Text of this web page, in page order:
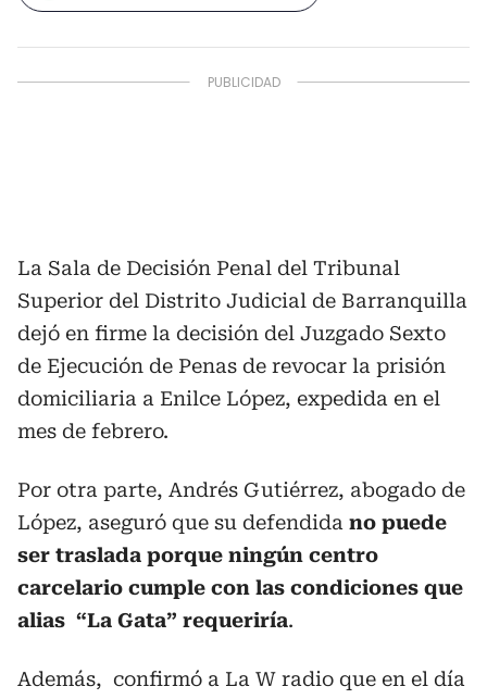
La Sala de Decisión Penal del Tribunal
Superior del Distrito Judicial de Barranquilla
dejó en firme la decisión del Juzgado Sexto
de Ejecución de Penas de revocar la prisión
domiciliaria a Enilce López, expedida en el
mes de febrero.
Por otra parte, Andrés Gutiérrez, abogado de
López, aseguró que su defendida no puede
ser traslada porque ningún centro
carcelario cumple con las condiciones que
alias “La Gata” requeriría.
Además, confirmó a La W radio que en el día